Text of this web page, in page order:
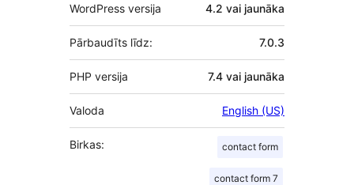
WordPress versija 4.2 vai jaunāka
Pārbaudīts līdz: 7.0.3
PHP versija 7.4 vai jaunāka
Valoda English (US)
Birkas: contact form
contact form 7